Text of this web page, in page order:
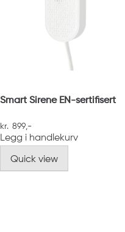
Smart Sirene EN-sertifisert
kr 899,-
Legg i handlekurv
Quick view